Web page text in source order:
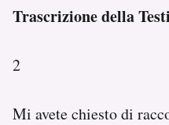
Trascrizione della
2
Mi avete chiesto di